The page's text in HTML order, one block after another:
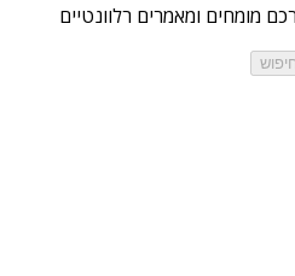
מומחים ומאמרים רלוונטיים